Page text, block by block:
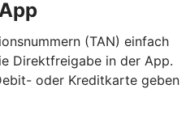
(TAN) einfach
Direktfreigabe in der App.
oder Kreditkarte geben